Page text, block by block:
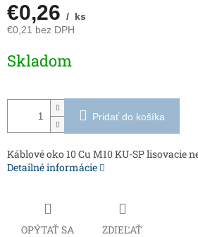
€0,26 / ks
€0,21 bez DPH
cena:
Skladom
Pridať do košíka
Káblové oko 10 Cu M10 KU-SP lisovacie
Detailné informácie
OPÝTAŤ SA ZDIEĽAŤ